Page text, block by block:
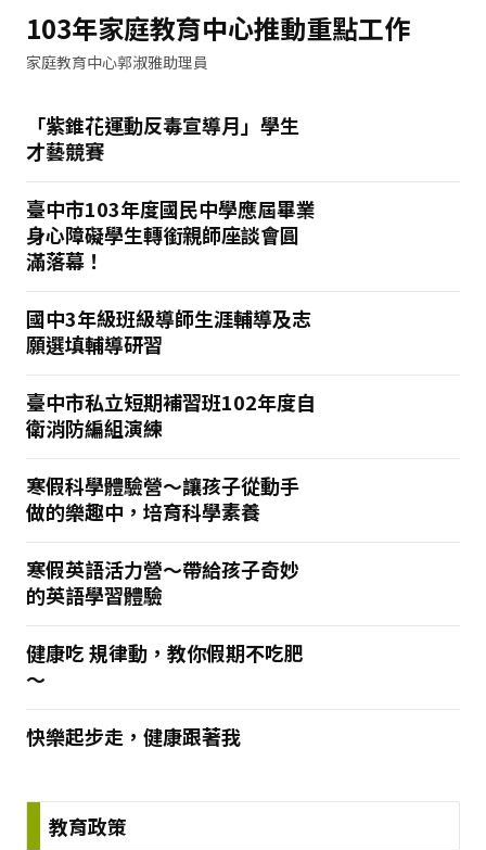
103年家庭教育中心推動重點工作
家庭教育中心郭淑雅助理員
「紫錐花運動反毒宣導月」學生
才藝競賽
臺中市103年度國民中學應屆畢業
身心障礙學生轉銜親師座談會圓
滿落幕！
國中3年級班級導師生涯輔導及志
願選填輔導研習
臺中市私立短期補習班102年度自
衛消防編組演練
寒假科學體驗營～讓孩子從動手
做的樂趣中，培育科學素養
寒假英語活力營～帶給孩子奇妙
的英語學習體驗
健康吃 規律動，教你假期不吃肥
～
快樂起步走，健康跟著我
教育政策